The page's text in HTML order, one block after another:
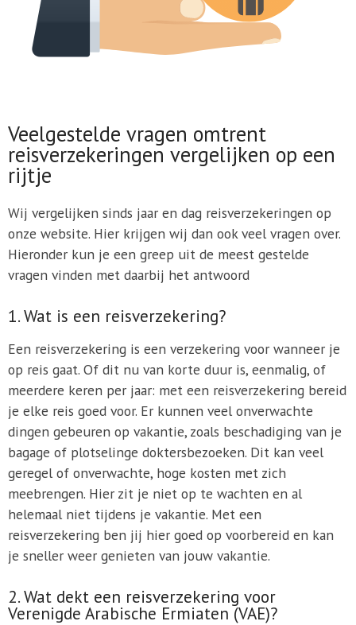
Veelgestelde vragen omtrent
reisverzekeringen vergelijken op een
rijtje
Wij vergelijken sinds jaar en dag reisverzekeringen op
onze website. Hier krijgen wij dan ook veel vragen over.
Hieronder kun je een greep uit de meest gestelde
vragen vinden met daarbij het antwoord
1. Wat is een reisverzekering?
Een reisverzekering is een verzekering voor wanneer je
op reis gaat. Of dit nu van korte duur is, eenmalig, of
meerdere keren per jaar: met een reisverzekering bereid
je elke reis goed voor. Er kunnen veel onverwachte
dingen gebeuren op vakantie, zoals beschadiging van je
bagage of plotselinge doktersbezoeken. Dit kan veel
geregel of onverwachte, hoge kosten met zich
meebrengen. Hier zit je niet op te wachten en al
helemaal niet tijdens je vakantie. Met een
reisverzekering ben jij hier goed op voorbereid en kan
je sneller weer genieten van jouw vakantie.
2. Wat dekt een reisverzekering voor
Verenigde Arabische Ermiaten (VAE)?